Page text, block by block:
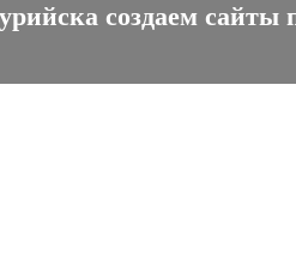
создаем сайты